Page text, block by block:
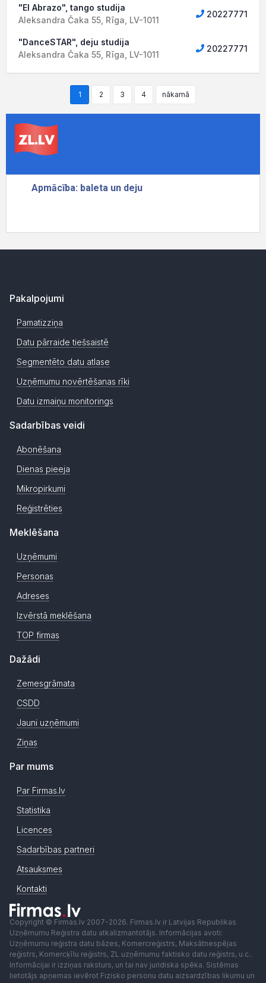
"El Abrazo", tango studija
Aleksandra Čaka 55, Rīga, LV-1011
20227771
"DanceSTAR", deju studija
Aleksandra Čaka 55, Rīga, LV-1011
20227771
1 2 3 4 nākamā
Pakalpojumi
Pamatizziņa
Datu pārraide tiešsaistē
Segmentēto datu atlase
Uzņēmumu novērtēšanas rīki
Datu izmaiņu monitorings
Sadarbības veidi
Abonēšana
Dienas pieeja
Mikropirkumi
Reģistrēties
Meklēšana
Uzņēmumi
Personas
Adreses
Izvērstā meklēšana
TOP firmas
Dažādi
Zemesgrāmata
CSDD
Jauni uzņēmumi
Ziņas
Par mums
Par Firmas.lv
Statistika
Licences
Sadarbības partneri
Atsauksmes
Kontakti
Copyright © Firmas.lv 2007-2026. Firmas.lv ir Latvijas Republikas
Uzņēmumu Reģistra datu atkalizmantotājs. Informācijas avoti:
Uzņēmumu reģistra datu bāzes, Komercreģistrs, Maksātnespējas
reģistrs, Komercķīlu reģistrs, ZL uzņēmumu faktisko datu reģistrs, u.c..
Informācijai ir izziņas raksturs, un tai nav juridiska spēka. Sistēmas
lietotājs apņemas ievērot Fizisko personu datu aizsardzības likumu un